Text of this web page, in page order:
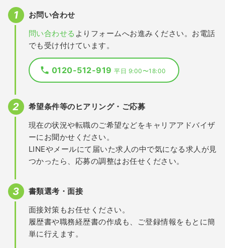
お問い合わせ
問い合わせる よりフォームへお進みください。お電話
でも受け付けています。
0120-512-919平日 9:00〜18:00
希望条件等のヒアリング・ご応募
現在の状況や転職のご希望などをキャリアアドバイザ
ーにお聞かせください。
LINEやメールにて届いた求人の中で気になる求人が見
つかったら、応募の調整はお任せください。
書類選考・面接
面接対策もお任せください。
履歴書や職務経歴書の作成も、ご登録情報をもとに簡
単に行えます。